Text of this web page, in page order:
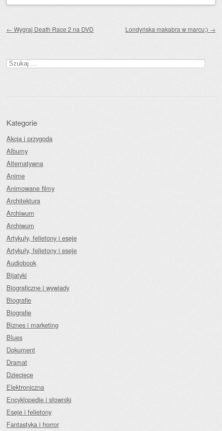
← Wygraj Death Race 2 na DVD Londyńska makabra w marcu;) →
Szukaj:
Kategorie
Akcja i przygoda
Albumy
Alternatywna
Anime
Animowane filmy
Architektura
Archiwum
Archiwum
Artykuły, felietony i eseje
Artykuły, felietony i eseje
Audiobook
Bijatyki
Biograficzne i wywiady
Biografie
Biografie
Biznes i marketing
Blues
Dokument
Dramat
Dziecięce
Elektroniczna
Encyklopedie i słowniki
Eseje i felietony
Fantastyka i horror